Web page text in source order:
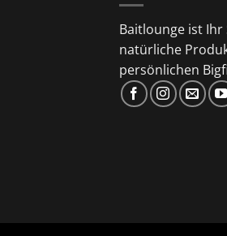
Baitlounge ist Ihr
natürliche
persönlichen